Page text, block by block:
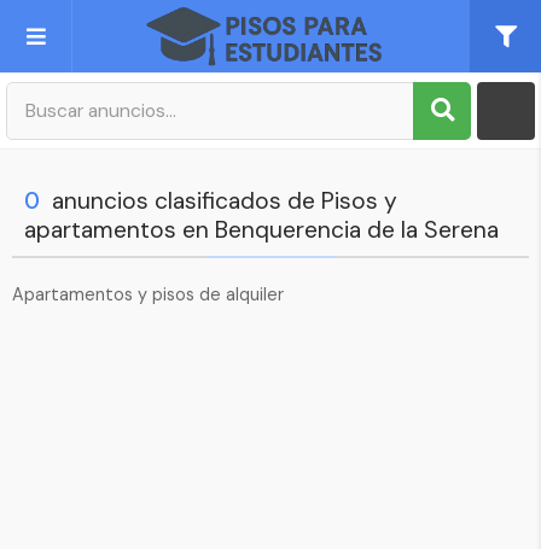
Publica tu Anuncio
Mi cuenta
0 anuncios clasificados de Pisos y
apartamentos en Benquerencia de la Serena
Apartamentos y pisos de alquiler